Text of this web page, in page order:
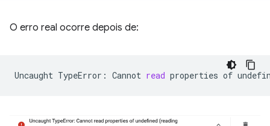
O erro real ocorre depois de:
Uncaught TypeError: Cannot read properties of